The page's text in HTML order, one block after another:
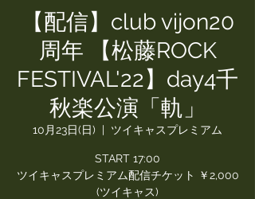
【配信】club vijon20
周年 【松藤ROCK
FESTIVAL'22】day4千
秋楽公演「軌」
10月23日(日)
  |
ツイキャスプレミアム
START 17:00
ツイキャスプレミアム配信チケット ￥2,000
(ツイキャス)